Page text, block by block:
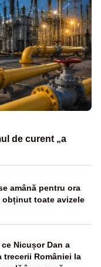
de curent „a
amână pentru ora
obținut toate avizele
Nicușor Dan a
trecerii României la